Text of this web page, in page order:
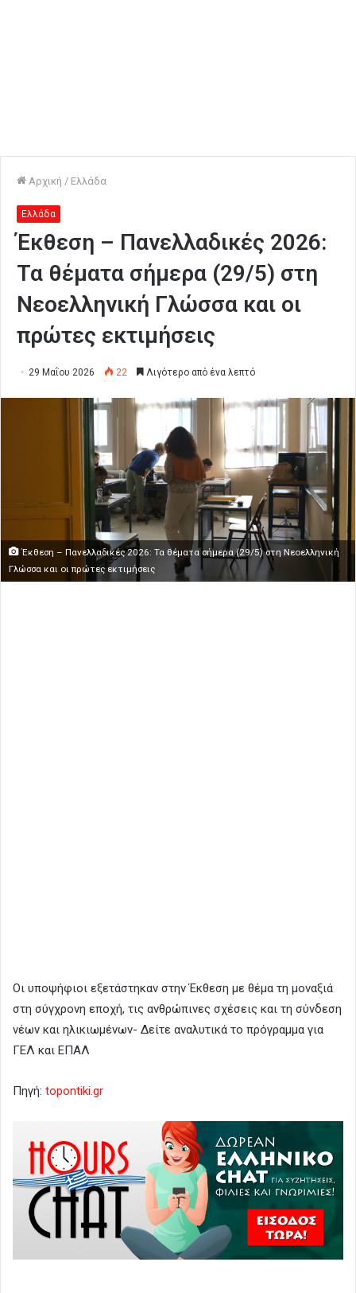
Αρχική / Ελλάδα
Ελλάδα
Έκθεση – Πανελλαδικές 2026:
Τα θέματα σήμερα (29/5) στη
Νεοελληνική Γλώσσα και οι
πρώτες εκτιμήσεις
29 Μαΐου 2026 22 Λιγότερο από ένα λεπτό
Έκθεση – Πανελλαδικές 2026: Τα θέματα σήμερα (29/5) στη Νεοελληνική
Γλώσσα και οι πρώτες εκτιμήσεις
Οι υποψήφιοι εξετάστηκαν στην Έκθεση με θέμα τη μοναξιά
στη σύγχρονη εποχή, τις ανθρώπινες σχέσεις και τη σύνδεση
νέων και ηλικιωμένων- Δείτε αναλυτικά το πρόγραμμα για
ΓΕΛ και ΕΠΑΛ
Πηγή: topontiki.gr